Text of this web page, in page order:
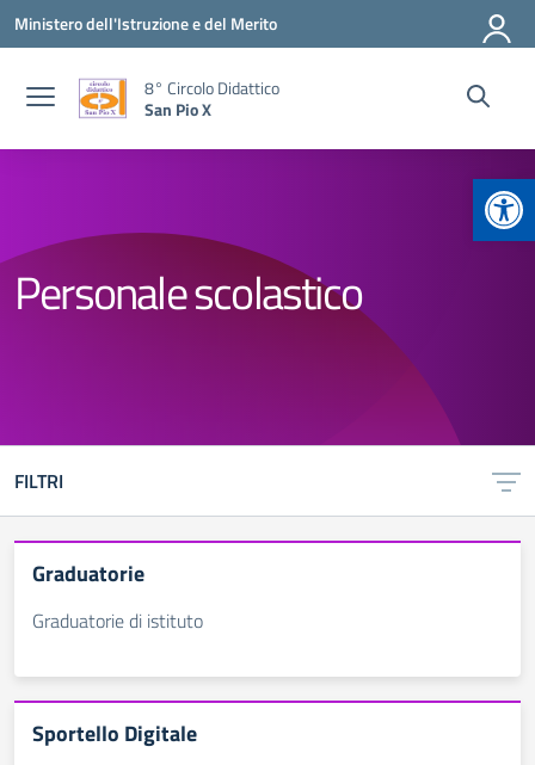
Vai ai contenuti
Vai al menu di navigazione
Vai al footer
Ministero dell'Istruzione e del Merito
8° Circolo Didattico
San Pio X
Personale scolastico
FILTRI
Graduatorie
Graduatorie di istituto
Sportello Digitale